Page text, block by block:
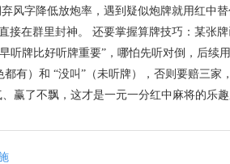
风字降低放炮率，遇到疑似炮牌就用红
接在群里封神。 还要掌握算牌技巧：某
牌比好听牌重要”，哪怕先听对倒，后
有）和 “没叫”（未听牌），否则要赔三
赢了不飘，这才是一元一分红中麻将的乐